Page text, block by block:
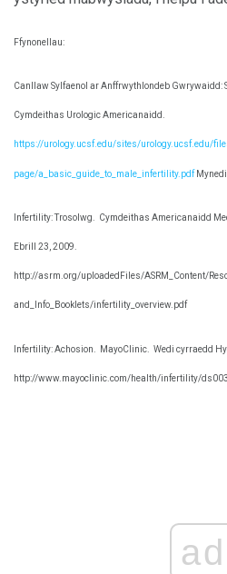
Ffynonellau:
Canllaw Sylfaenol ar Anffrwythlondeb Gwrywaidd:
Cymdeithas Urologic Americanaidd.
https://urology.ucsf.edu/sites/urology.ucsf.edu/
page/a_basic_guide_to_male_infertility.pdf
Infertility: Trosolwg. Cymdeithas Americanaidd
Ebrill 23, 2009.
http://asrm.org/uploadedFiles/ASRM_Content/
and_Info_Booklets/infertility_overview.pdf
Infertility: Achosion. MayoClinic. Wedi cyrraedd
http://www.mayoclinic.com/health/infertility/
ad